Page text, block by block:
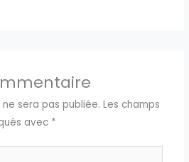
sera pas publiée. Les champs
avec *